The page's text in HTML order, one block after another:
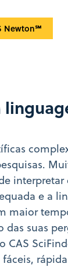
Newton℠
e a
maior
das suas
CAS